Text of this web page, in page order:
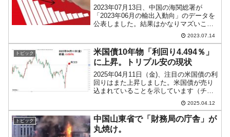
2023年07月13日、中国の海関総署が
「2023年06月の輸出入動向」のデータを
公表しました。結果はかなりマズいこと
になっています。中国のリオープニング
などといわれきましたが失速が明らかで
す。以下をご覧ください。2023年06月輸
出：2,...
2023.07.14
トピック
米国債10年物「利回り4.494％」
に上昇。トリプル安の現状
2025年04月11日（金)、注目の米国債の利
回りはまた上昇しました。米国債が売り
込まれていることを示しています（チャ
ートは『Investing.com』より引用：以下
同）。米国債の売却が進んでいる要因と
して、以下が挙げられます。1. 米中...
2025.04.12
トピック
中国山東省で「財務局の庁舎」が
丸焼け。